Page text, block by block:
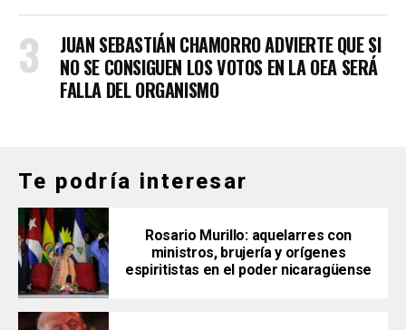
JUAN SEBASTIÁN CHAMORRO ADVIERTE QUE SI
NO SE CONSIGUEN LOS VOTOS EN LA OEA SERÁ
FALLA DEL ORGANISMO
Te podría interesar
Rosario Murillo: aquelarres con
ministros, brujería y orígenes
espiritistas en el poder nicaragüense